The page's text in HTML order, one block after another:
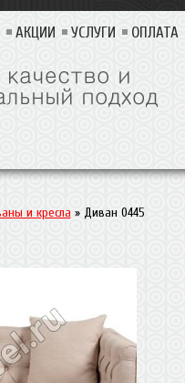
АКЦИИ УСЛУГИ ОПЛАТА
и кресла » Диван 0445